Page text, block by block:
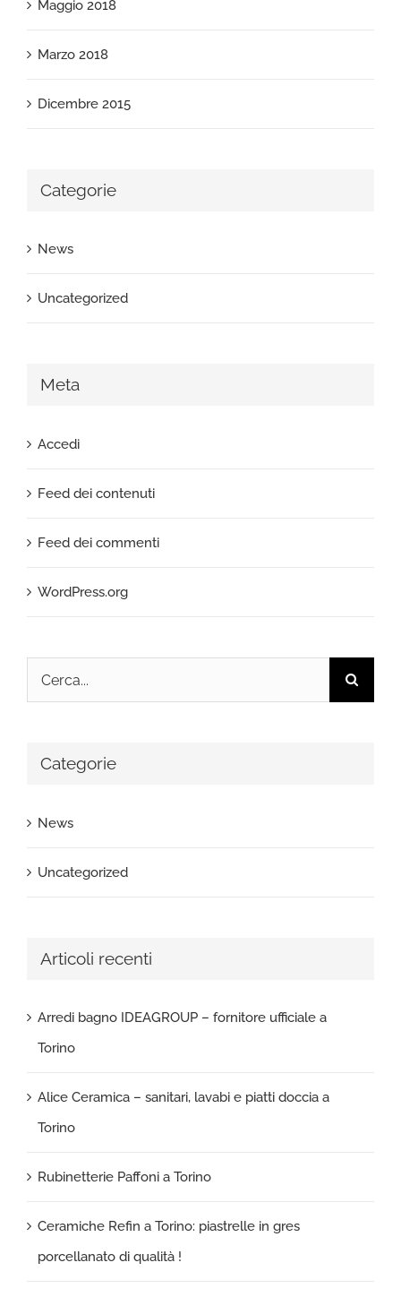
Maggio 2018
Marzo 2018
Dicembre 2015
Categorie
News
Uncategorized
Meta
Accedi
Feed dei contenuti
Feed dei commenti
WordPress.org
Cerca
per:
Categorie
News
Uncategorized
Articoli recenti
Arredi bagno IDEAGROUP – fornitore ufficiale a
Torino
Alice Ceramica – sanitari, lavabi e piatti doccia a
Torino
Rubinetterie Paffoni a Torino
Ceramiche Refin a Torino: piastrelle in gres
porcellanato di qualità !